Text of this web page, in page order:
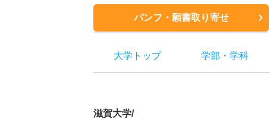
パンフ・願書取り寄せ
大学トップ 学部 ・ 学科
滋賀大学/